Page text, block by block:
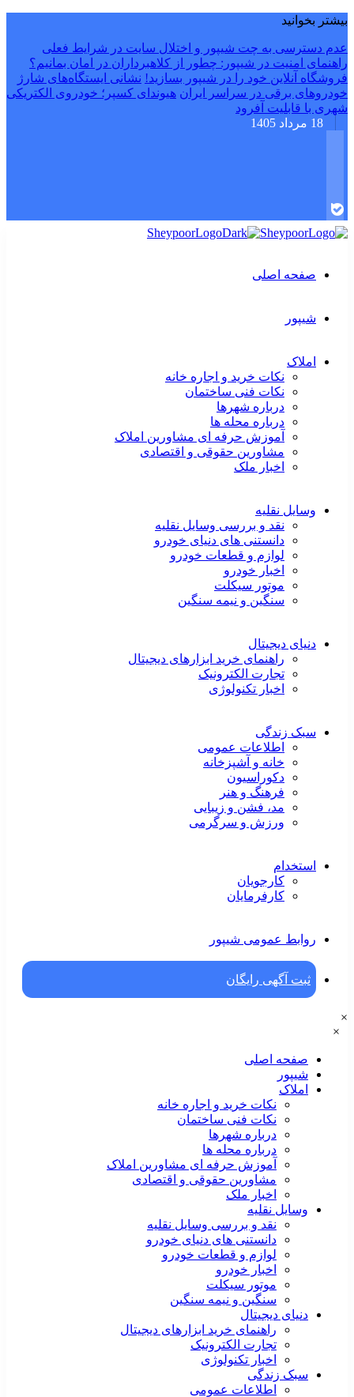
بیشتر بخوانید
عدم دسترسی به چت شیپور و اختلال سایت در شرایط فعلی
راهنمای امنیت در شیپور: چطور از کلاهبرداران در امان بمانیم؟
فروشگاه آنلاین خود را در شیپور بسازید! نشانی ایستگاه‌های شارژ
خودروهای برقی در سراسر ایران هیوندای کسپر؛ خودروی الکتریکی
شهری با قابلیت آفرود
18 مرداد 1405
صفحه اصلی
شیپور
املاک
نکات خرید و اجاره خانه
نکات فنی ساختمان
درباره شهرها
درباره محله ها
آموزش حرفه ای مشاورین املاک
مشاورین حقوقی و اقتصادی
اخبار ملک
وسایل نقلیه
نقد و بررسی وسایل نقلیه
دانستنی های دنیای خودرو
لوازم و قطعات خودرو
اخبار خودرو
موتور سیکلت
سنگین و نیمه سنگین
دنیای دیجیتال
راهنمای خرید ابزارهای دیجیتال
تجارت الکترونیک
اخبار تکنولوژی
سبک زندگی
اطلاعات عمومی
خانه و آشپزخانه
دکوراسیون
فرهنگ و هنر
مد، فشن و زیبایی
ورزش و سرگرمی
استخدام
کارجویان
کارفرمایان
روابط عمومی شیپور
ثبت آگهی رایگان
×
×
صفحه اصلی
شیپور
املاک
نکات خرید و اجاره خانه
نکات فنی ساختمان
درباره شهرها
درباره محله ها
آموزش حرفه ای مشاورین املاک
مشاورین حقوقی و اقتصادی
اخبار ملک
وسایل نقلیه
نقد و بررسی وسایل نقلیه
دانستنی های دنیای خودرو
لوازم و قطعات خودرو
اخبار خودرو
موتور سیکلت
سنگین و نیمه سنگین
دنیای دیجیتال
راهنمای خرید ابزارهای دیجیتال
تجارت الکترونیک
اخبار تکنولوژی
سبک زندگی
اطلاعات عمومی